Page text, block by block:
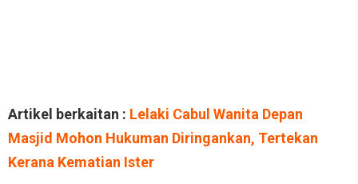
Artikel berkaitan : Lelaki Cabul Wanita Depan
Masjid Mohon Hukuman Diringankan, Tertekan
Kerana Kematian Ister